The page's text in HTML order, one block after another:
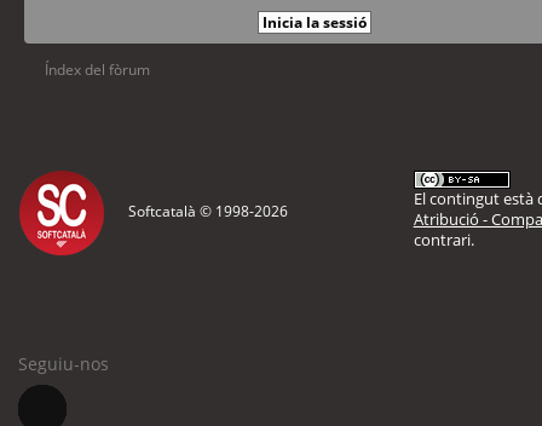
Índex del fòrum
Softcatalà © 1998-2026
El contingut està
Atribució -
contrari.
Seguiu-nos